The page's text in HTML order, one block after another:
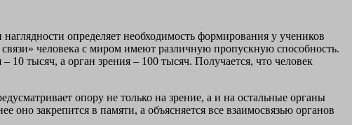
определяет необходимость формирования у учеников
человека с миром имеют различную пропускную способность.
тысяч, а орган зрения – 100 тысяч. Получается, что человек
опору не только на зрение, а и на остальные органы
оно закрепится в памяти, а объясняется все взаимосвязью органов